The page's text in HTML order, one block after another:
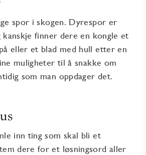
spor i skogen. Dyrespor er
kanskje finner dere en kongle et
eller et blad med hull etter en
muligheter til å snakke om
som man oppdager det.
inn ting som skal bli et
dere for et løsningsord aller